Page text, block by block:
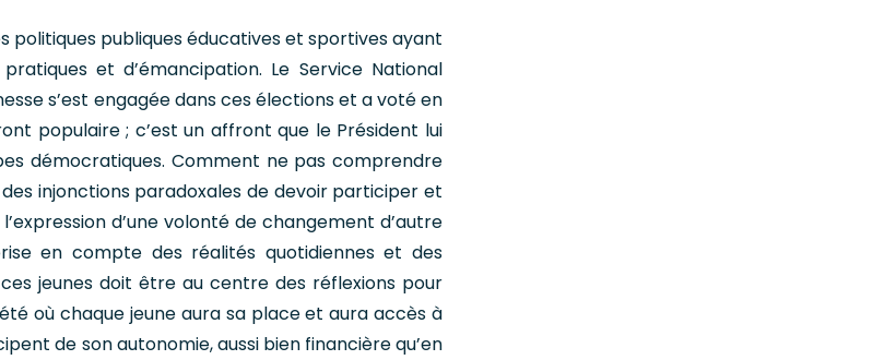
politiques publiques éducatives et sportives ayant
et d’émancipation. Le Service National
s’est engagée dans ces élections et a voté en
populaire ; c’est un affront que le Président lui
démocratiques. Comment ne pas comprendre
injonctions paradoxales de devoir participer et
d’une volonté de changement d’autre
en compte des réalités quotidiennes et des
jeunes doit être au centre des réflexions pour
où chaque jeune aura sa place et aura accès à
de son autonomie, aussi bien financière qu’en